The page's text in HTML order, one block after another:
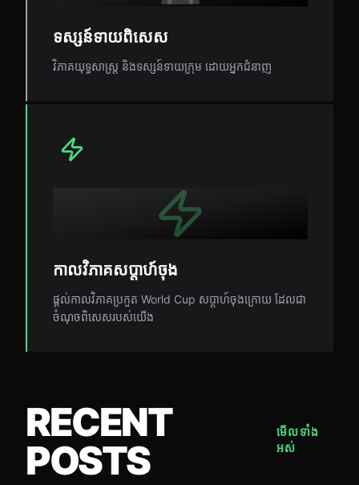
ទស្សន៍ទាយពិសេស
វិភាគយុទ្ធសាស្ត្រ និងទស្សន៍ទាយក្រុម ដោយអ្នកជំនាញ
កាលវិភាគសប្តាហ៍ចុង
ផ្តល់កាលវិភាគប្រកួត World Cup សប្តាហ៍ចុងក្រោយ ដែលជា
ចំណុចពិសេសរបស់យើង
RECENT
POSTS
មើលទាំង
អស់